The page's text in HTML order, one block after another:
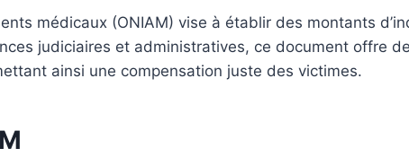
médicaux (ONIAM) vise à établir des montants
judiciaires et administratives, ce document offre
ainsi une compensation juste des victimes.